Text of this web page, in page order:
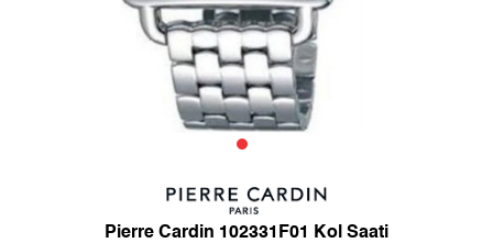
Pierre Cardin 102331F01 Kol Saati